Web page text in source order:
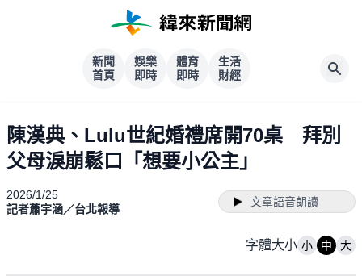
新聞
首頁
娛樂
即時
體育
即時
生活
財經
陳漢典、Lulu世紀婚禮席開70桌 拜別
父母淚崩鬆口「想要小公主」
2026/1/25
記者蕭宇涵／台北報導
文章語音朗讀
字體大小 小 中 大